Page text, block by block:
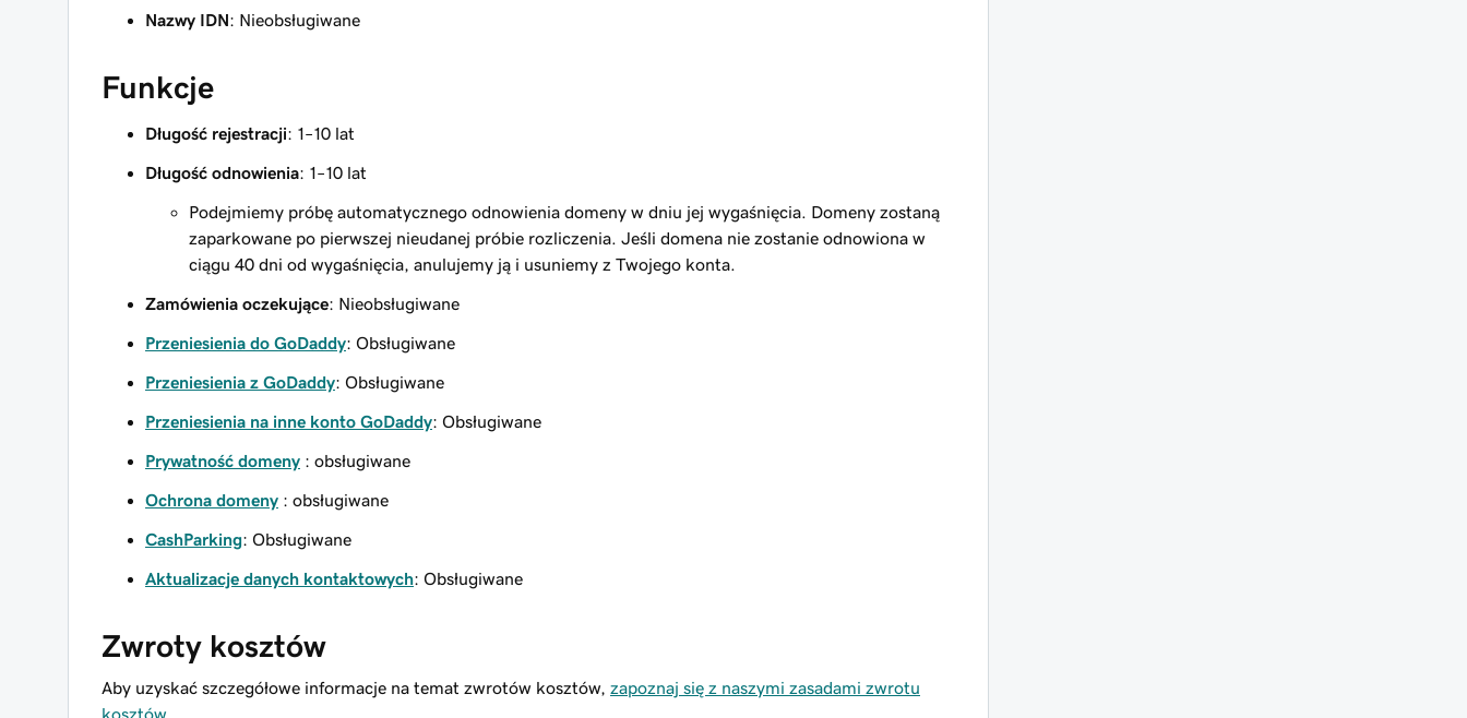
Nazwy IDN: Nieobsługiwane
Funkcje
Długość rejestracji: 1–10 lat
Długość odnowienia: 1–10 lat
Podejmiemy próbę automatycznego odnowienia domeny w dniu jej wygaśnięcia. Domeny zostaną
zaparkowane po pierwszej nieudanej próbie rozliczenia. Jeśli domena nie zostanie odnowiona w
ciągu 40 dni od wygaśnięcia, anulujemy ją i usuniemy z Twojego konta.
Zamówienia oczekujące: Nieobsługiwane
Przeniesienia do GoDaddy: Obsługiwane
Przeniesienia z GoDaddy: Obsługiwane
Przeniesienia na inne konto GoDaddy: Obsługiwane
Prywatność domeny : obsługiwane
Ochrona domeny : obsługiwane
CashParking: Obsługiwane
Aktualizacje danych kontaktowych: Obsługiwane
Zwroty kosztów
Aby uzyskać szczegółowe informacje na temat zwrotów kosztów, zapoznaj się z naszymi zasadami zwrotu
kosztów